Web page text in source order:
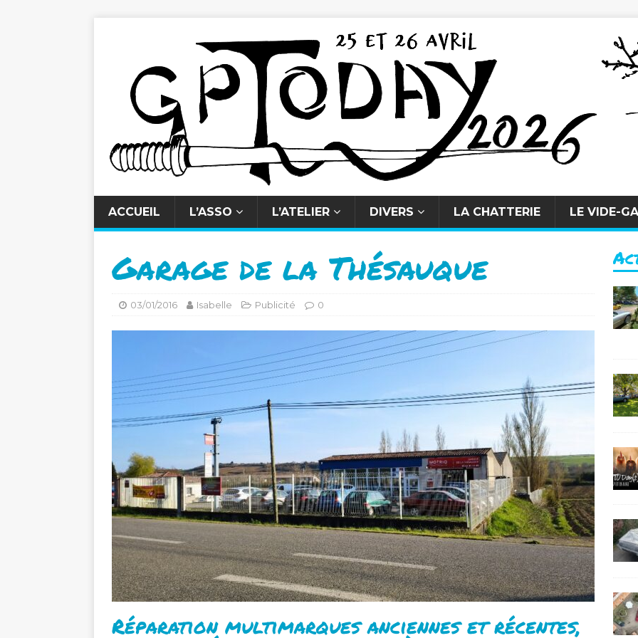
ACCUEIL L’ASSO L’ATELIER DIVERS LA CHATTERIE LE VIDE-
Garage de la Thésauque
03/01/2016 Isabelle Publicité 0
Réparation multimarques anciennes et récentes,